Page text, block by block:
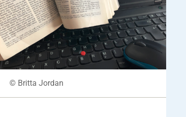
© Britta Jordan